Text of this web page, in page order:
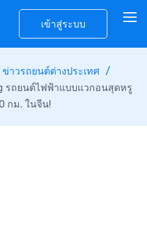
เข้าสู่ระบบ
ข่าวรถยนต์ต่างประเทศ
รถยนต์ไฟฟ้าแบบแวกอนสุดหรู
กม. ในจีน!